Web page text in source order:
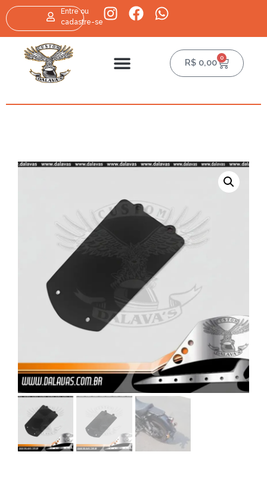
Entre ou
cadastre-se
R$ 0,00 0